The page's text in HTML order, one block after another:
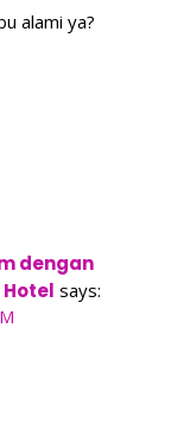
alami ya?
dengan
says: